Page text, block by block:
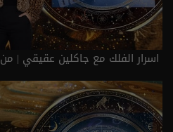
اسرار الفلك مع جاكلين عقيقي | من ١ الى ٧ آب ٢٠٢٦ | 2026